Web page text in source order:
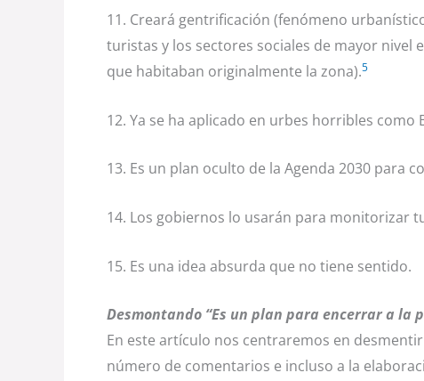
11. Creará gentrificación (fenómeno
turistas y los sectores sociales de mayor nivel
que habitaban originalmente la zona).5
12. Ya se ha aplicado en urbes horribles como
13. Es un plan oculto de la Agenda 2030 para
14. Los gobiernos lo usarán para monitorizar
15. Es una idea absurda que no tiene sentido.
Desmontando “Es un plan para encerrar a la
En este artículo nos centraremos en
número de comentarios e incluso a la